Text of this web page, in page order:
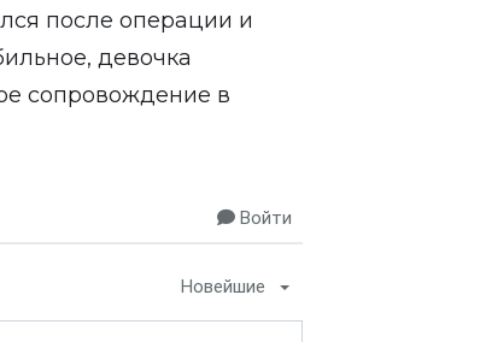
после операции и
девочка
сопровождение в
Войти
Новейшие